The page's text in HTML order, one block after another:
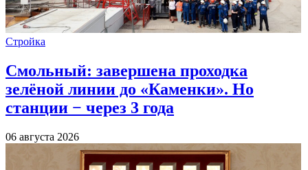
Стройка
Смольный: завершена проходка
зелёной линии до «Каменки». Но
станции − через 3 года
06 августа 2026